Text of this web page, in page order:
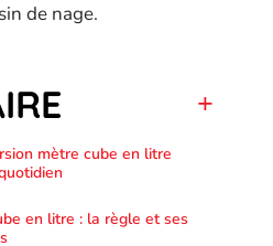
de nage.
mètre cube en litre
en litre : la règle et ses